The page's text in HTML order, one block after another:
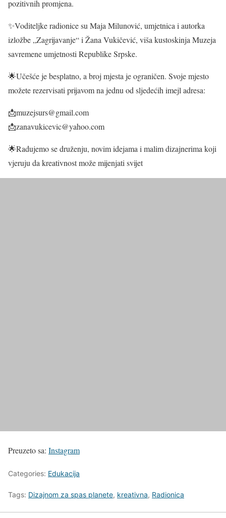
pozitivnih promjena.
✨Voditeljke radionice su Maja Milunović, umjetnica i autorka
izložbe „Zagrijavanje“ i Žana Vukičević, viša kustoskinja Muzeja
savremene umjetnosti Republike Srpske.
🌟Učešće je besplatno, a broj mjesta je ograničen. Svoje mjesto
možete rezervisati prijavom na jednu od sljedećih imejl adresa:
📩muzejsurs@gmail.com
📩zanavukicevic@yahoo.com
🌟Radujemo se druženju, novim idejama i malim dizajnerima koji
vjeruju da kreativnost može mijenjati svijet
Preuzeto sa: Instagram
Categories: Edukacija
Tags: Dizajnom za spas planete, kreativna, Radionica